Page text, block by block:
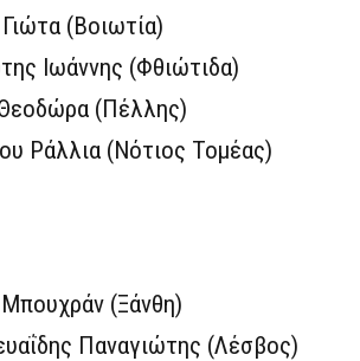
(Βοιωτία)
Ιωάννης (Φθιώτιδα)
(Πέλλης)
Ράλλια (Νότιος Τομέας)
(Ξάνθη)
Παναγιώτης (Λέσβος)